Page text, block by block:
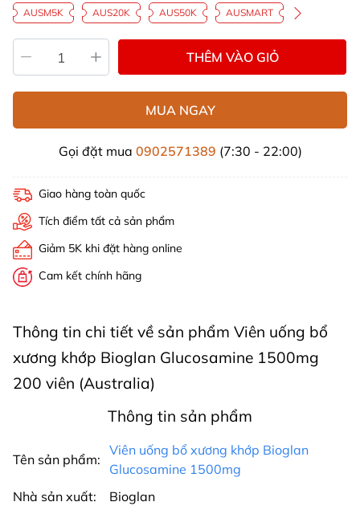
AUSM5K AUS20K AUS50K AUSMART
THÊM VÀO GIỎ
MUA NGAY
Gọi đặt mua 0902571389 (7:30 - 22:00)
Giao hàng toàn quốc
Tích điểm tất cả sản phẩm
Giảm 5K khi đặt hàng online
Cam kết chính hãng
Thông tin chi tiết về sản phẩm Viên uống bổ
xương khớp Bioglan Glucosamine 1500mg
200 viên (Australia)
Thông tin sản phẩm
Tên sản phẩm:
Viên uống bổ xương khớp Bioglan
Glucosamine 1500mg
Nhà sản xuất:
Bioglan